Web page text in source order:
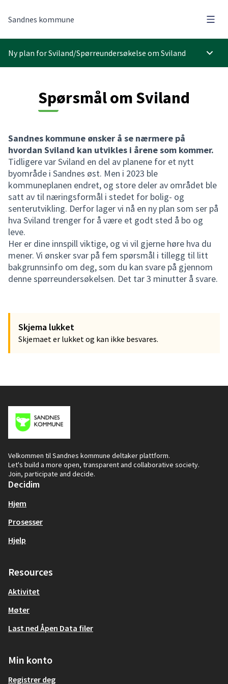
Sandnes kommune
Ny plan for Sviland/Spørreundersøkelse om Sviland
Spørsmål om Sviland
Sandnes kommune ønsker å se nærmere på
hvordan Sviland kan utvikles i årene som kommer.
Tidligere var Sviland en del av planene for et nytt
byområde i Sandnes øst. Men i 2023 ble
kommuneplanen endret, og store deler av området ble
satt av til næringsformål i stedet for bolig- og
senterutvikling. Derfor lager vi nå en ny plan som ser på
hva Sviland trenger for å være et godt sted å bo og
leve.
Her er dine innspill viktige, og vi vil gjerne høre hva du
mener. Vi ønsker svar på fem spørsmål i tillegg til litt
bakgrunnsinfo om deg, som du kan svare på gjennom
denne spørreundersøkelsen. Det tar 3 minutter å svare.
Skjema lukket
Skjemaet er lukket og kan ikke besvares.
Velkommen til Sandnes kommune deltaker plattform.
Let's build a more open, transparent and collaborative society.
Join, participate and decide.
Decidim
Hjem
Prosesser
Hjelp
Resources
Aktivitet
Møter
Last ned Åpen Data filer
Min konto
Registrer deg